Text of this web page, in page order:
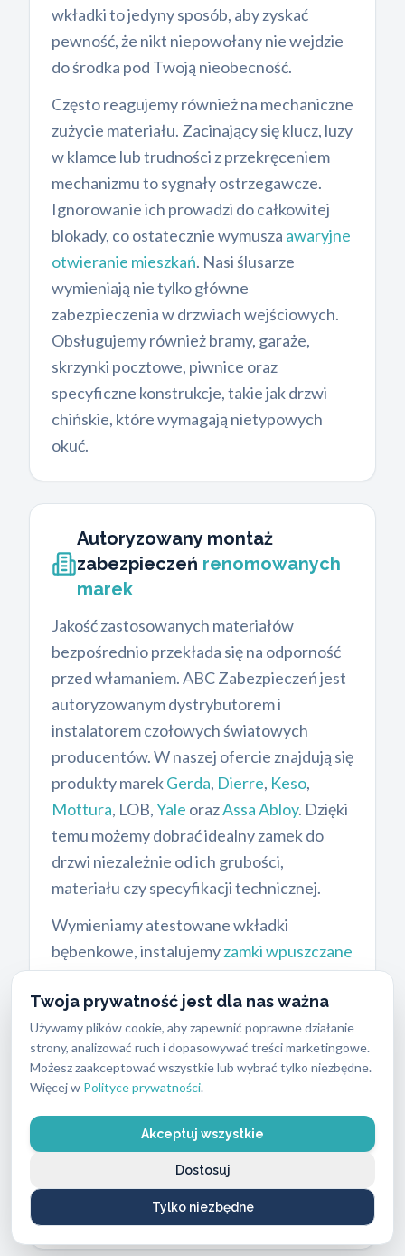
Twoja prywatność jest dla nas ważna
Używamy plików cookie, aby zapewnić poprawne działanie
strony, analizować ruch i dopasowywać treści marketingowe.
Możesz zaakceptować wszystkie lub wybrać tylko niezbędne.
Więcej w Polityce prywatności.
Akceptuj wszystkie
Tylko niezbędne
Dostosuj
wkładki to jedyny sposób, aby zyskać
pewność, że nikt niepowołany nie wejdzie
do środka pod Twoją nieobecność.
Często reagujemy również na mechaniczne
zużycie materiału. Zacinający się klucz, luzy
w klamce lub trudności z przekręceniem
mechanizmu to sygnały ostrzegawcze.
Ignorowanie ich prowadzi do całkowitej
blokady, co ostatecznie wymusza awaryjne
otwieranie mieszkań. Nasi ślusarze
wymieniają nie tylko główne
zabezpieczenia w drzwiach wejściowych.
Obsługujemy również bramy, garaże,
skrzynki pocztowe, piwnice oraz
specyficzne konstrukcje, takie jak drzwi
chińskie, które wymagają nietypowych
okuć.
Autoryzowany montaż
zabezpieczeń renomowanych
marek
Jakość zastosowanych materiałów
bezpośrednio przekłada się na odporność
przed włamaniem. ABC Zabezpieczeń jest
autoryzowanym dystrybutorem i
instalatorem czołowych światowych
producentów. W naszej ofercie znajdują się
produkty marekGerda, Dierre, Keso,
Mottura, LOB,Yale orazAssa Abloy. Dzięki
temu możemy dobrać idealny zamek do
drzwi niezależnie od ich grubości,
materiału czy specyfikacji technicznej.
Wymieniamy atestowane wkładki
bębenkowe, instalujemyzamki wpuszczane
ukryte w skrzydle drzwiowym oraz
montujemy dodatkowe zamki
nawierzchniowe. Wkładki bębenkowe z
certyfikatem, zgodnym z normą PN-EN
1303:2007, chronią przed rozwierceniem i
stanowią główny rygiel, a modele
nawierzchniowe dają dodatkowy punkt
oporu i pozwalają na szybkie zamknięcie
drzwi od wewnątrz bez użycia klucza.